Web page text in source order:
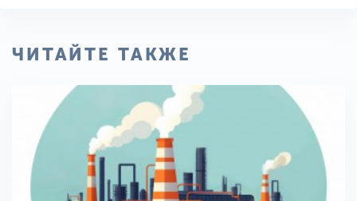
ЧИТАЙТЕ ТАКЖЕ